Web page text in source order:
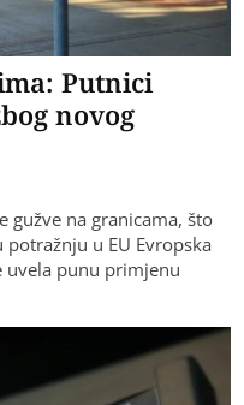
Putnici
novog
gužve na granicama, što
u EU Evropska
uvela punu primjenu